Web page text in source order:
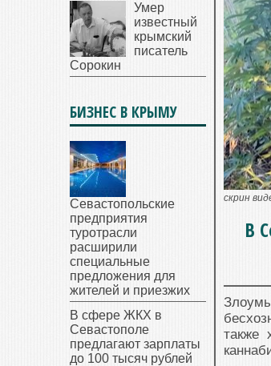
скрин
В
также
Умер
известный
крымский
писатель
Сорокин
БИЗНЕС В КРЫМУ
Севастопольские
предприятия
туротрасли
расширили
специальные
предложения для
жителей и приезжих
В сфере ЖКХ в
Севастополе
предлагают зарплаты
до 100 тысяч рублей